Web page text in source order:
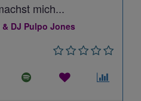
mich...
DJ Pulpo Jones